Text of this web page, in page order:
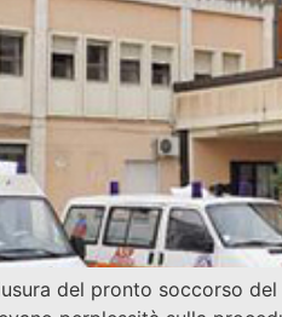
del pronto soccorso